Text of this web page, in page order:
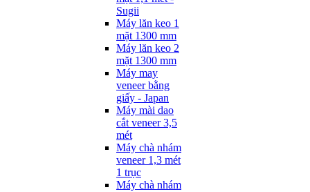
Sugii
Máy lăn keo 1
mặt 1300 mm
Máy lăn keo 2
mặt 1300 mm
Máy may
veneer bằng
giấy - Japan
Máy mài dao
cắt veneer 3,5
mét
Máy chà nhám
veneer 1,3 mét
1 trục
Máy chà nhám